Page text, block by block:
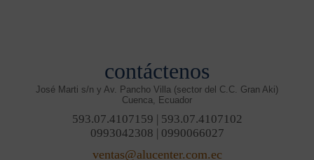
contáctenos
José Marti s/n y Av. Pancho Villa (sector del C.C. Gran Aki)
Cuenca, Ecuador
593.07.4107159 | 593.07.4107102
0993042308 | 0990066027
ventas@alucenter.com.ec